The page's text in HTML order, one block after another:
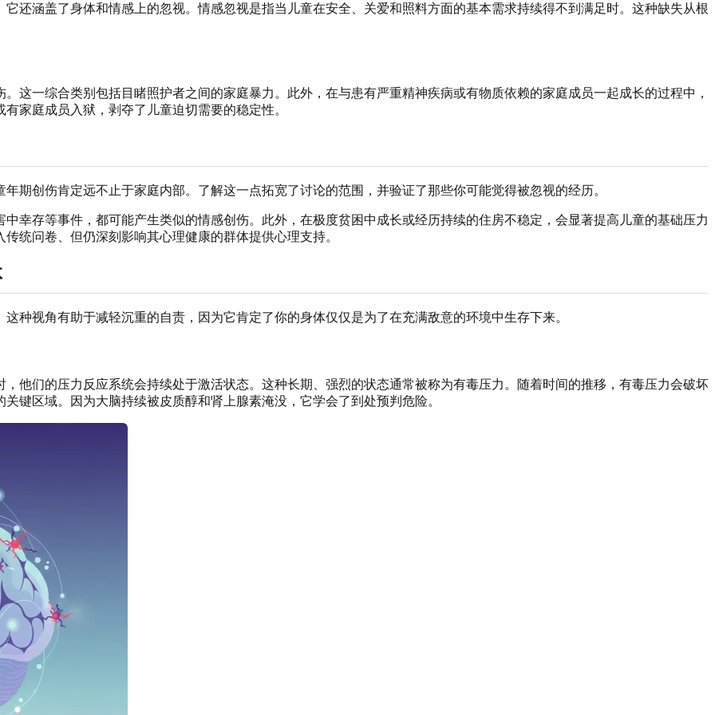
还涵盖了身体和情感上的忽视。情感忽视是指当儿童在安全、关爱和照料方面的基本需求持续得不到满足时。这种缺失从根
这一综合类别包括目睹照护者之间的家庭暴力。此外，在与患有严重精神疾病或有物质依赖的家庭成员一起成长的过程中，
家庭成员入狱，剥夺了儿童迫切需要的稳定性。
期创伤肯定远不止于家庭内部。了解这一点拓宽了讨论的范围，并验证了那些你可能觉得被忽视的经历。
幸存等事件，都可能产生类似的情感创伤。此外，在极度贫困中成长或经历持续的住房不稳定，会显著提高儿童的基础压力
统问卷、但仍深刻影响其心理健康的群体提供心理支持。
种视角有助于减轻沉重的自责，因为它肯定了你的身体仅仅是为了在充满敌意的环境中生存下来。
他们的压力反应系统会持续处于激活状态。这种长期、强烈的状态通常被称为有毒压力。随着时间的推移，有毒压力会破坏
键区域。因为大脑持续被皮质醇和肾上腺素淹没，它学会了到处预判危险。